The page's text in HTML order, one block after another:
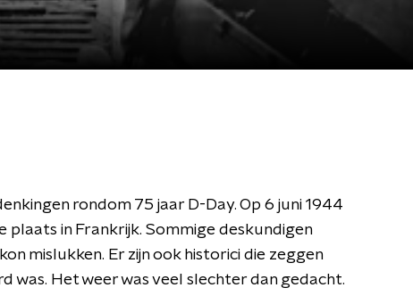
rondom 75 jaar D-Day. Op 6 juni 1944
plaats in Frankrijk. Sommige deskundigen
mislukken. Er zijn ook historici die zeggen
was. Het weer was veel slechter dan gedacht.